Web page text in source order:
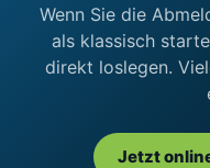
Wenn Sie die
als klassisch
direkt loslegen.
Jetzt